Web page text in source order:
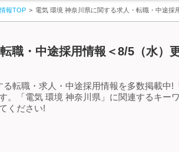
報TOP 電気 環境 神奈川県に関する求人・転職・中途採
職・中途採用情報＜8/5（水）
転職・求人・中途採用情報を多数掲載中
。「電気 環境 神奈川県」に関連するキー
ください!